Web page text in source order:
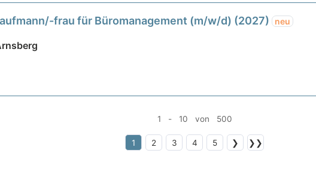
frau für Büromanagement (m/w/d) (2027) neu
1 - 10 von 500
1 2 3 4 5 ❯ ❯❯